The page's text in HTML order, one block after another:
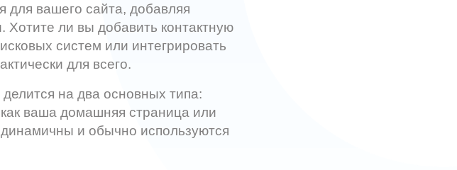
вашего сайта, добавляя
ли вы добавить контактную
систем или интегрировать
для всего.
на два основных типа:
ваша домашняя страница или
и обычно используются